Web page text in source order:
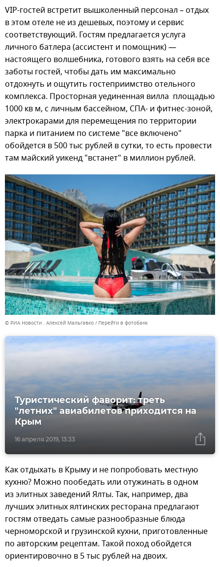
VIP-гостей встретит вышколенный персонал – отдых
в этом отеле не из дешевых, поэтому и сервис
соответствующий. Гостям предлагается услуга
личного батлера (ассистент и помощник) —
настоящего волшебника, готового взять на себя все
заботы гостей, чтобы дать им максимально
отдохнуть и ощутить гостеприимство отельного
комплекса. Просторная уединенная вилла площадью
1000 кв м, с личным бассейном, СПА- и фитнес-зоной,
электрокарами для перемещения по территории
парка и питанием по системе "все включено"
обойдется в 500 тыс рублей в сутки, то есть провести
там майский уикенд "встанет" в миллион рублей.
© РИА Новости . Алексей Мальгавко Перейти в фотобанк
16 апреля 2019, 13:33
Туристический фаворит: треть
"летних" авиабилетов приходится на
Крым
Как отдыхать в Крыму и не попробовать местную
кухню? Можно пообедать или отужинать в одном
из элитных заведений Ялты. Так, например, два
лучших элитных ялтинских ресторана предлагают
гостям отведать самые разнообразные блюда
черноморской и грузинской кухни, приготовленные
по авторским рецептам. Такой поход обойдется
ориентировочно в 5 тыс рублей на двоих.